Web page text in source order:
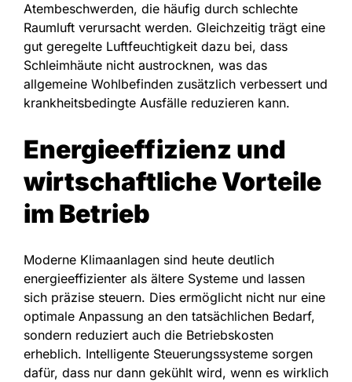
Atembeschwerden, die häufig durch schlechte
Raumluft verursacht werden. Gleichzeitig trägt eine
gut geregelte Luftfeuchtigkeit dazu bei, dass
Schleimhäute nicht austrocknen, was das
allgemeine Wohlbefinden zusätzlich verbessert und
krankheitsbedingte Ausfälle reduzieren kann.
Energieeffizienz und
wirtschaftliche Vorteile
im Betrieb
Moderne Klimaanlagen sind heute deutlich
energieeffizienter als ältere Systeme und lassen
sich präzise steuern. Dies ermöglicht nicht nur eine
optimale Anpassung an den tatsächlichen Bedarf,
sondern reduziert auch die Betriebskosten
erheblich. Intelligente Steuerungssysteme sorgen
dafür, dass nur dann gekühlt wird, wenn es wirklich